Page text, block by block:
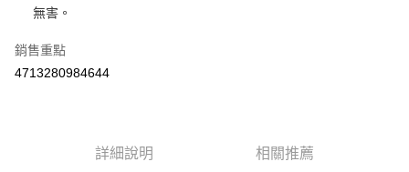
１．簡單：不需註冊會員、不需綁卡、不需儲值。
【「AFTEE先享後付」結帳流程】
ATM／網路銀行／等多元方式進行付款，方視為交易完成。
運送方式
全家取貨付款
每筆NT$60，滿NT$590(含以上)免運費
無害。
銷售重點
4713280984644
詳細說明 相關推薦